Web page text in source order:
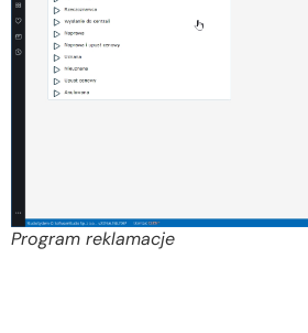
Program reklamacje